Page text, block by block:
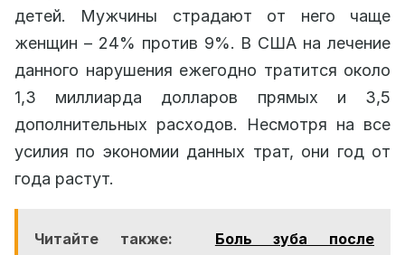
детей. Мужчины страдают от него чаще
женщин – 24% против 9%. В США на лечение
данного нарушения ежегодно тратится около
1,3 миллиарда долларов прямых и 3,5
дополнительных расходов. Несмотря на все
усилия по экономии данных трат, они год от
года растут.
Читайте также:
Боль зуба после